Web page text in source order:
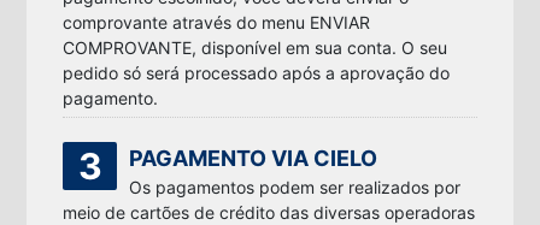
comprovante através do menu ENVIAR
COMPROVANTE, disponível em sua conta. O seu
pedido só será processado após a aprovação do
pagamento.
3 PAGAMENTO VIA CIELO
Os pagamentos podem ser realizados por
meio de cartões de crédito das diversas operadoras